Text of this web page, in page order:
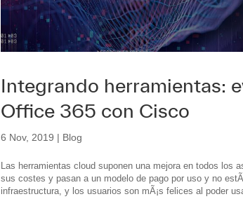
Integrando herramientas:
Office 365 con Cisco
6 Nov, 2019 | Blog
Las herramientas cloud suponen una mejora en todos los
sus costes y pasan a un modelo de pago por uso y no
infraestructura, y los usuarios son mÃ¡s felices al poder